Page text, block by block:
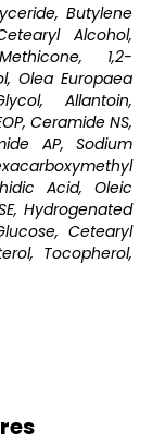
Butylene
Alcohol,
1,2-
Olea Europaea
Allantoin,
Ceramide NS,
AP, Sodium
Acid, Oleic
Hydrogenated
Cetearyl
Tocopherol,